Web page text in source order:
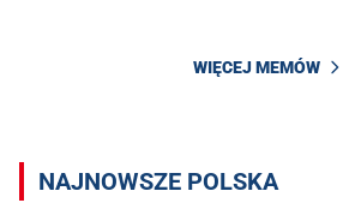
WIĘCEJ MEMÓW
NAJNOWSZE POLSKA